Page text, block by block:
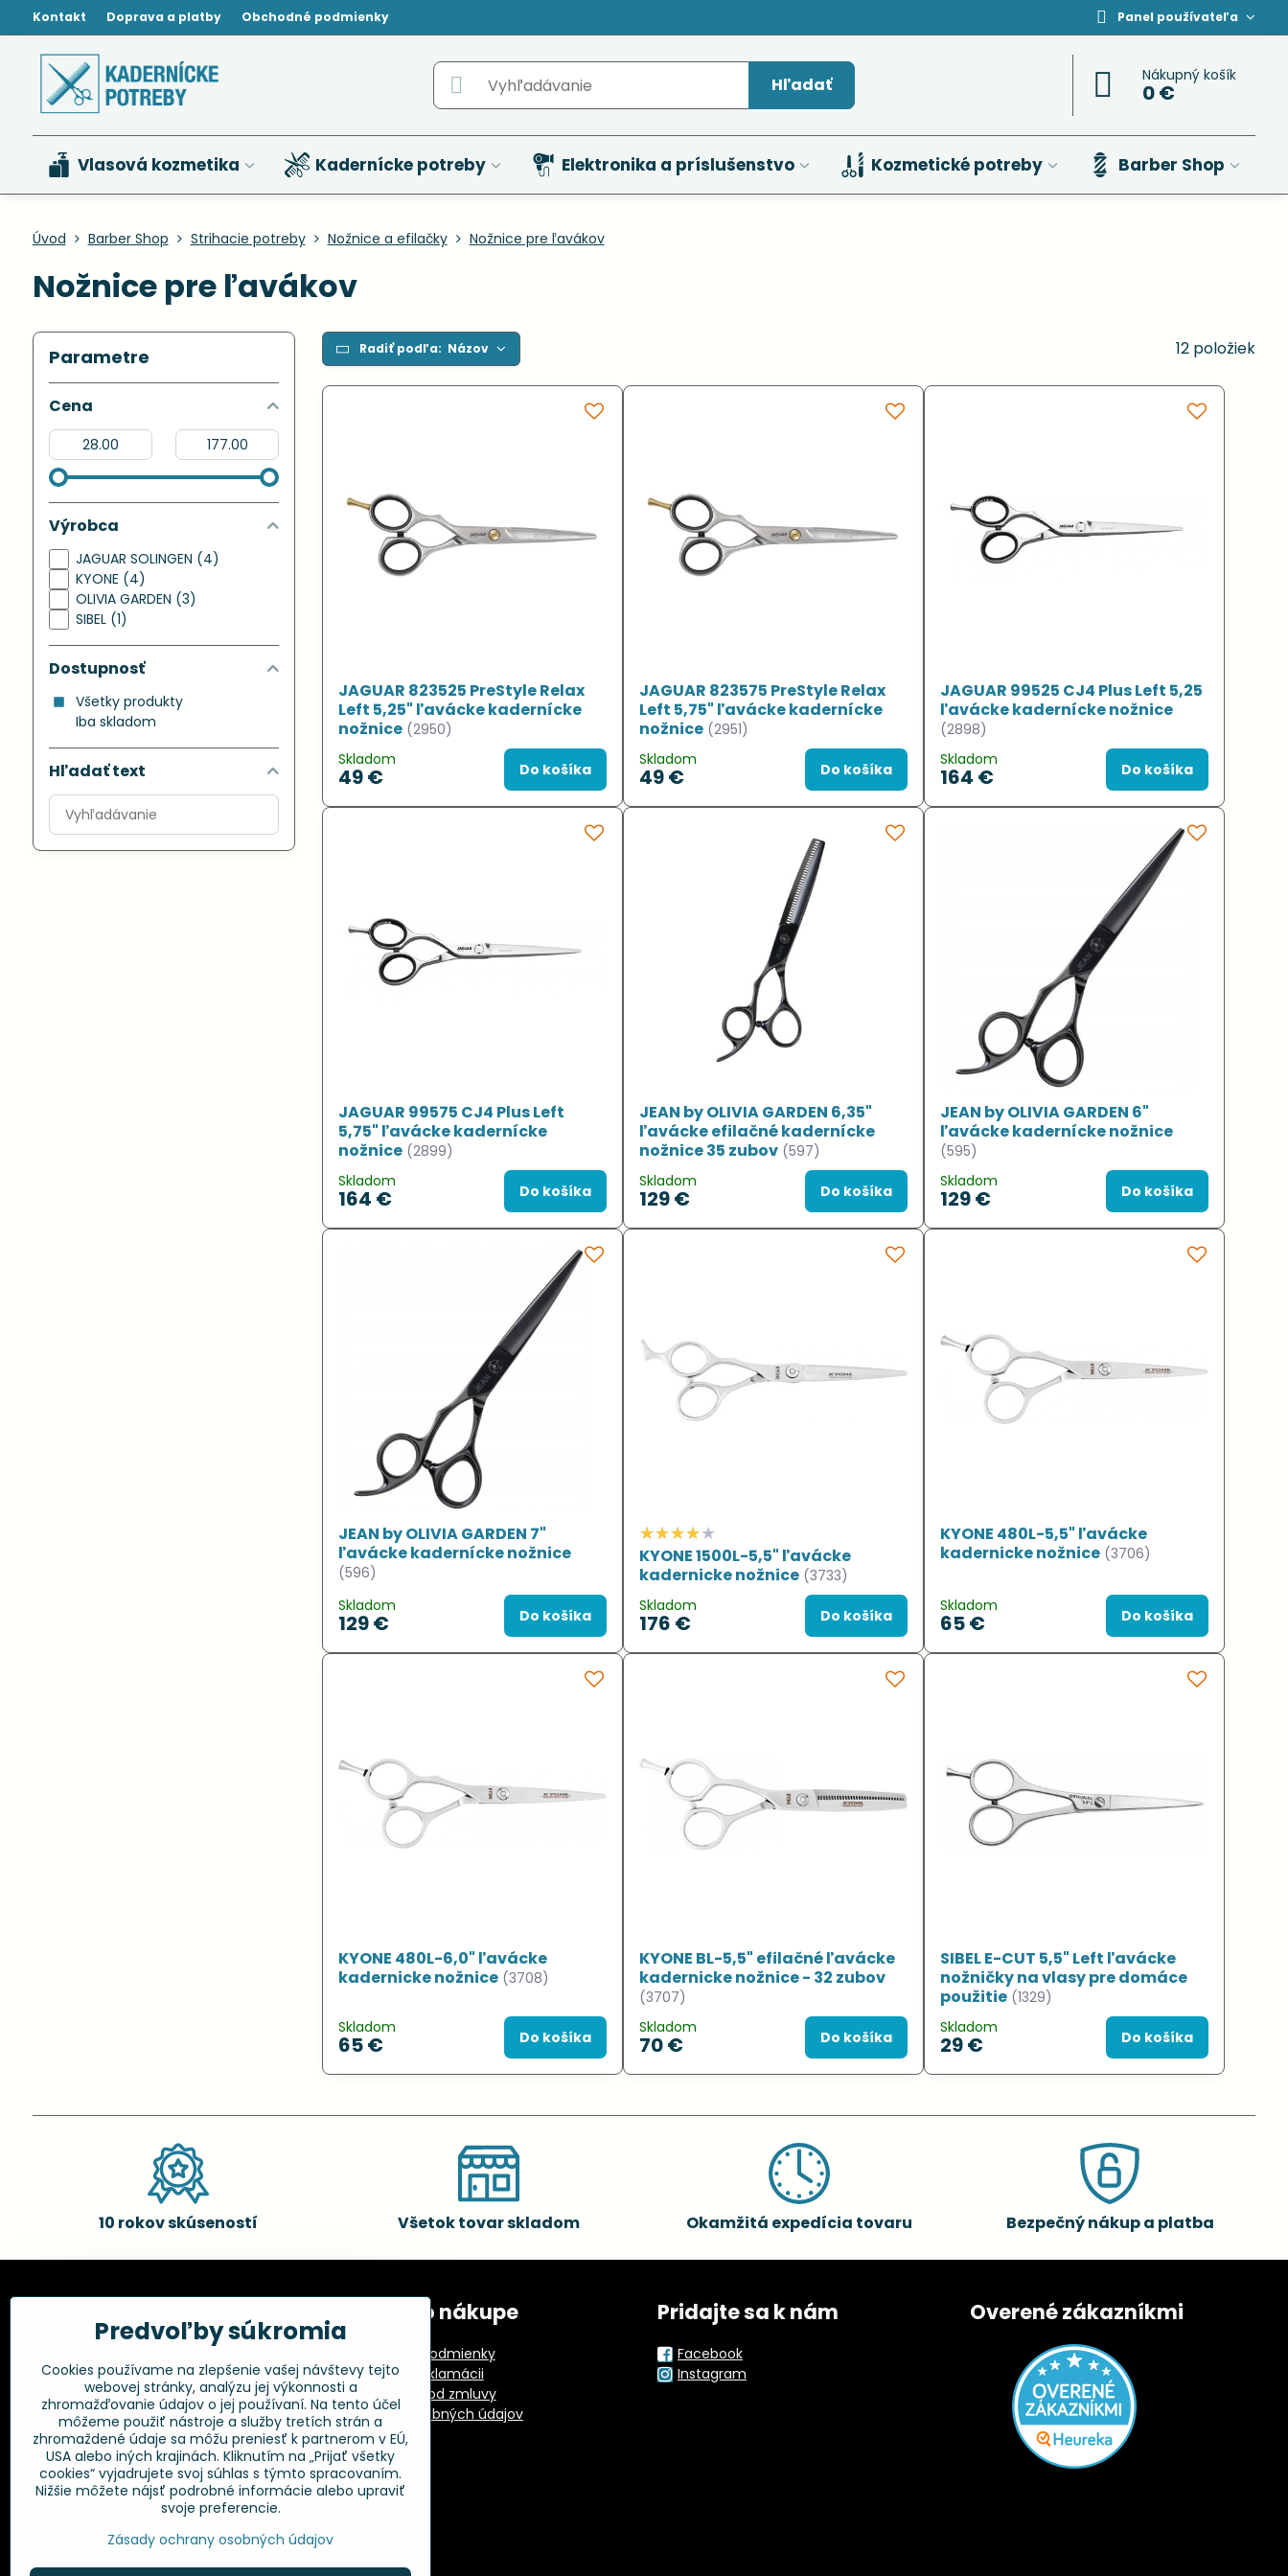
Kontakt Doprava a platby Obchodné podmienky Panel používateľa
Hľadať Nákupný košík
0 €
Vlasová kozmetika Kadernícke potreby Elektronika a príslušenstvo Kozmetické potreby Barber Shop
Úvod Barber Shop Strihacie potreby Nožnice a efilačky Nožnice pre ľavákov
Nožnice pre ľavákov
Radiť podľa: Názov 12 položiek
JAGUAR 823525 PreStyle Relax
Left 5,25" ľavácke kadernícke
nožnice (2950)
Skladom
49 € Do košíka
JAGUAR 823575 PreStyle Relax
Left 5,75" ľavácke kadernícke
nožnice (2951)
Skladom
49 € Do košíka
JAGUAR 99525 CJ4 Plus Left 5,25
ľavácke kadernícke nožnice
(2898)
Skladom
164 € Do košíka
JAGUAR 99575 CJ4 Plus Left
5,75" ľavácke kadernícke
nožnice (2899)
Skladom
164 € Do košíka
JEAN by OLIVIA GARDEN 6,35"
ľavácke efilačné kadernícke
nožnice 35 zubov (597)
Skladom
129 € Do košíka
JEAN by OLIVIA GARDEN 6"
ľavácke kadernícke nožnice
(595)
Skladom
129 € Do košíka
JEAN by OLIVIA GARDEN 7"
ľavácke kadernícke nožnice
(596)
Skladom
129 € Do košíka
KYONE 1500L-5,5" ľavácke
kadernicke nožnice (3733)
Skladom
176 € Do košíka
KYONE 480L-5,5" ľavácke
kadernicke nožnice (3706)
Skladom
65 € Do košíka
KYONE 480L-6,0" ľavácke
kadernicke nožnice (3708)
Skladom
65 € Do košíka
KYONE BL-5,5" efilačné ľavácke
kadernicke nožnice - 32 zubov
(3707)
Skladom
70 € Do košíka
SIBEL E-CUT 5,5" Left ľavácke
nožničky na vlasy pre domáce
použitie (1329)
Skladom
29 € Do košíka
Parametre
Cena
Od:
Do:
Výrobca
JAGUAR SOLINGEN (4)
KYONE (4)
OLIVIA GARDEN (3)
SIBEL (1)
Dostupnosť
Všetky produkty
Iba skladom
Hľadať text
Prehľadať
výsledky
filtra
10 rokov skúseností Všetok tovar skladom Okamžitá expedícia tovaru Bezpečný nákup a platba
Kadernícke potreby, s.r.o.
Fakturačné údaje:
Kadernícke potreby, s.r.o.
Klincová 37
821 08 Bratislava
+421 948 014 333
info​@kadernickepotreby​.sk
Objednávky
Všetko o nákupe
Obchodné podmienky
Postup pri reklamácii
Odstúpenie od zmluvy
Ochrana osobných údajov
GPSR
Pridajte sa k nám
Facebook
Instagram
Overené zákazníkmi
Predvoľby súkromia
Cookies používame na zlepšenie vašej návštevy tejto
webovej stránky, analýzu jej výkonnosti a
zhromažďovanie údajov o jej používaní. Na tento účel
môžeme použiť nástroje a služby tretích strán a
zhromaždené údaje sa môžu preniesť k partnerom v EÚ,
USA alebo iných krajinách. Kliknutím na „Prijať všetky
cookies“ vyjadrujete svoj súhlas s týmto spracovaním.
Nižšie môžete nájsť podrobné informácie alebo upraviť
svoje preferencie.
Zásady ochrany osobných údajov